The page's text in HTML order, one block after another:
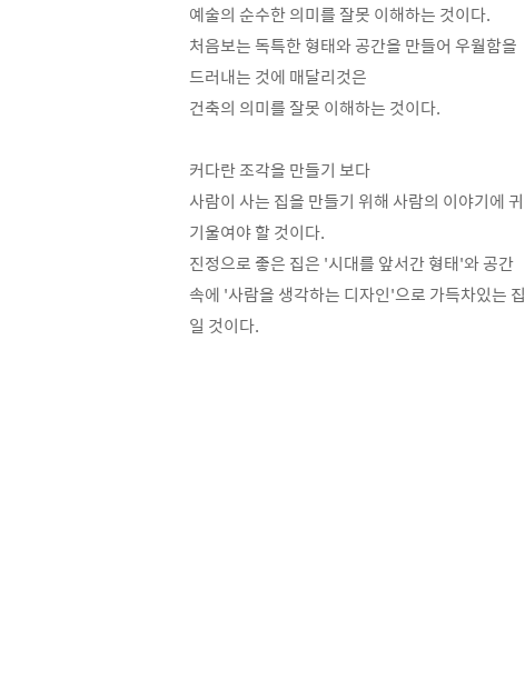
예술의 순수한 의미를 잘못 이해하는 것이다.
처음보는 독특한 형태와 공간을 만들어 우월함을
드러내는 것에 매달리것은
건축의 의미를 잘못 이해하는 것이다.
커다란 조각을 만들기 보다
사람이 사는 집을 만들기 위해 사람의 이야기에 귀
기울여야 할 것이다.
진정으로 좋은 집은 '시대를 앞서간 형태'와 공간
속에 '사람을 생각하는 디자인'으로 가득차있는 집
일 것이다.